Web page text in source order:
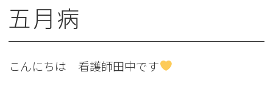
五月病
こんにちは 看護師田中です